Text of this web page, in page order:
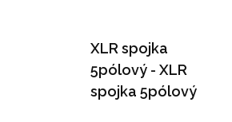
XLR spojka
5pólový - XLR
spojka 5pólový